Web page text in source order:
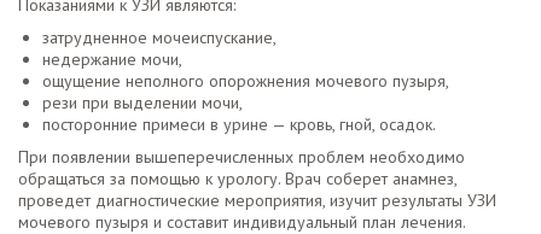
Показаниями к УЗИ являются:
затрудненное мочеиспускание,
недержание мочи,
ощущение неполного опорожнения мочевого пузыря,
рези при выделении мочи,
посторонние примеси в урине — кровь, гной, осадок.
При появлении вышеперечисленных проблем необходимо
обращаться за помощью к урологу. Врач соберет анамнез,
проведет диагностические мероприятия, изучит результаты УЗИ
мочевого пузыря и составит индивидуальный план лечения.